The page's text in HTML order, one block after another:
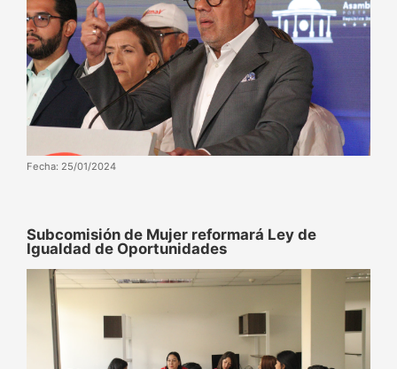
Fecha: 25/01/2024
Subcomisión de Mujer reformará Ley de
Igualdad de Oportunidades